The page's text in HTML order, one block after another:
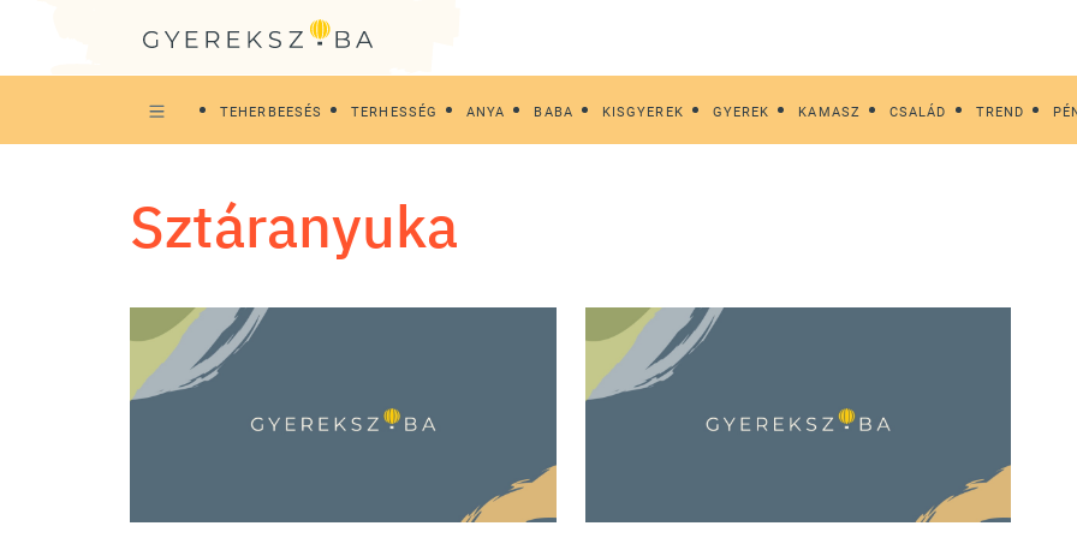
TEHERBEESÉS TERHESSÉG ANYA BABA KISGYEREK GYEREK KAMASZ CSALÁD TREND
sztáranyuka